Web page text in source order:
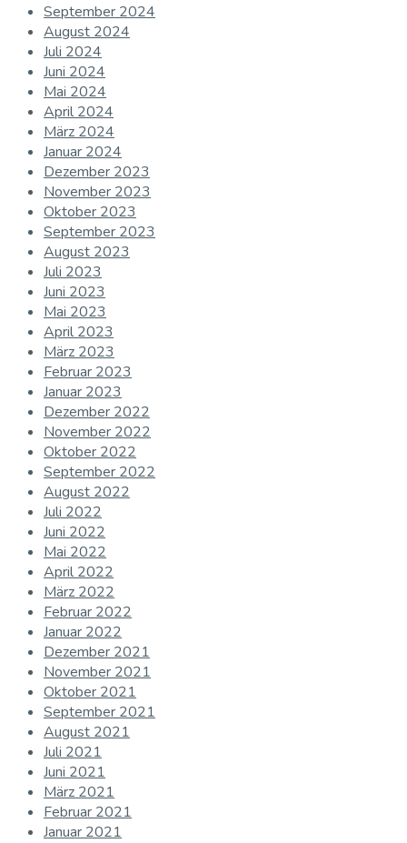
September 2024
August 2024
Juli 2024
Juni 2024
Mai 2024
April 2024
März 2024
Januar 2024
Dezember 2023
November 2023
Oktober 2023
September 2023
August 2023
Juli 2023
Juni 2023
Mai 2023
April 2023
März 2023
Februar 2023
Januar 2023
Dezember 2022
November 2022
Oktober 2022
September 2022
August 2022
Juli 2022
Juni 2022
Mai 2022
April 2022
März 2022
Februar 2022
Januar 2022
Dezember 2021
November 2021
Oktober 2021
September 2021
August 2021
Juli 2021
Juni 2021
März 2021
Februar 2021
Januar 2021